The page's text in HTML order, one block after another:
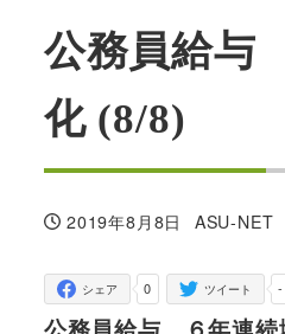
公務員給
化 (8/8)
投稿日
2019年8月8日
著
ASU-NET
0
シェア -
ツイート